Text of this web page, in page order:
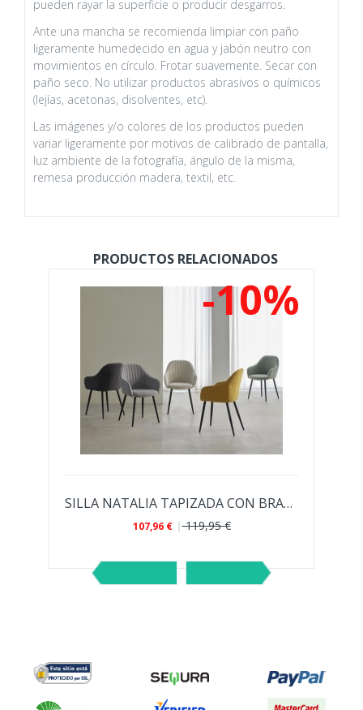
pueden rayar la superficie o producir desgarros.
Ante una mancha se recomienda limpiar con paño
ligeramente humedecido en agua y jabón neutro con
movimientos en círculo. Frotar suavemente. Secar con
paño seco. No utilizar productos abrasivos o químicos
(lejías, acetonas, disolventes, etc).
Las imágenes y/o colores de los productos pueden
variar ligeramente por motivos de calibrado de pantalla,
luz ambiente de la fotografía, ángulo de la misma,
remesa producción madera, textil, etc.
PRODUCTOS RELACIONADOS
-10%
SILLA NATALIA TAPIZADA CON BRAZOS EN TELA...
107,96 € 119,95 €